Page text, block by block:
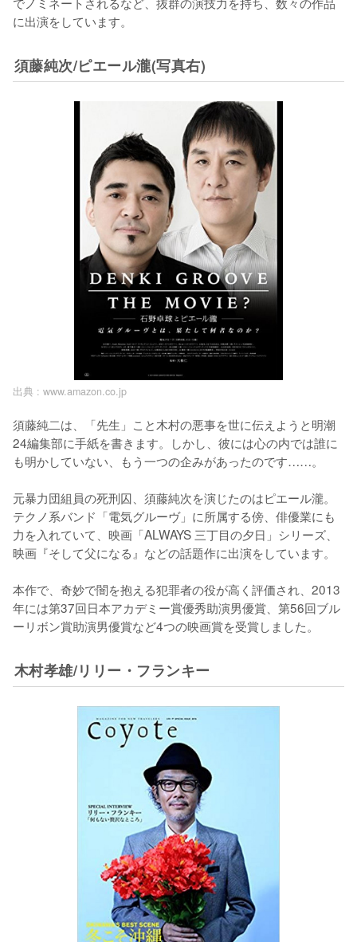
に出演をしています。
須藤純次/ピエール瀧(写真右)
出典 : www.amazon.co.jp
須藤純二は、「先生」こと木村の悪事を世に伝えようと明潮
24編集部に手紙を書きます。しかし、彼には心の内では誰に
も明かしていない、もう一つの企みがあったのです……。
元暴力団組員の死刑囚、須藤純次を演じたのはピエール瀧。
テクノ系バンド「電気グルーヴ」に所属する傍、俳優業にも
力を入れていて、映画「ALWAYS 三丁目の夕日」シリーズ、
映画『そして父になる』などの話題作に出演をしています。
本作で、奇妙で闇を抱える犯罪者の役が高く評価され、2013
年には第37回日本アカデミー賞優秀助演男優賞、第56回ブル
ーリボン賞助演男優賞など4つの映画賞を受賞しました。
木村孝雄/リリー・フランキー